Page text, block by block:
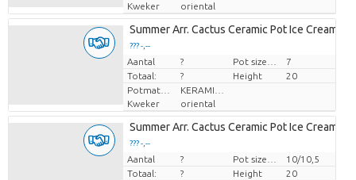
Kweker
oriental
Summer Arr. Cactus Ceramic Pot Ice Cream
??? -,--
Prijs per stuk
Aantal ?
7
Totaal:
? Height
20
Potmateriaal
Kweker
oriental
Summer Arr. Cactus Ceramic Pot Ice Cream
??? -,--
Prijs per stuk
Aantal ?
10/10,5
Totaal:
? Height
20